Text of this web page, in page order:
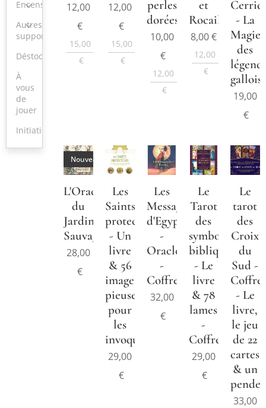
Encens
Autres:
supports,...
Déstockage
À
vous
de
jouer
Initiation/Formations
12,00
€
15,00
€
12,00
€
15,00
€
perles
dorées
10,00
€
12,00
€
et
Rocailles
8,00€
12,00
€
- La
Magie
des
19,00
€
L'Oracle
du
Jardin
Sauvage
Nouveau
28,00
€
Les
Saints
protecteurs
- Un
livre
& 56
images
pieuses
pour
les
invoquer
29,00
€
Les
Messagers
d'Egypte
-
Oracle
-
Coffret
32,00
€
Le
Tarot
des
symboles
bibliques
- Le
livre
& 78
lames
-
Coffret
29,00
€
Le
tarot
des
Croix
du
Sud -
Coffret
- Le
livre,
le jeu
de 22
cartes
& un
33,00